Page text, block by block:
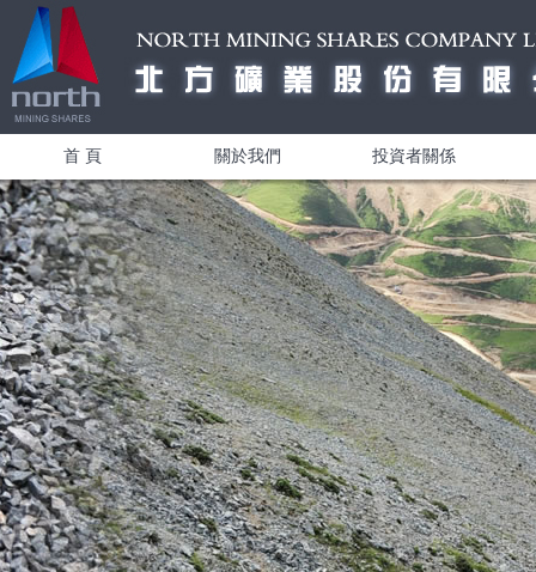
首 頁 關於我們 投資者關係